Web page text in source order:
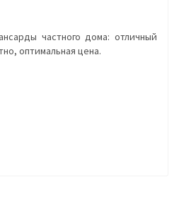
частного дома: отличный
оптимальная цена.